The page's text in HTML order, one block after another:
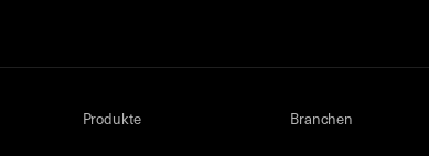
Produkte Branchen